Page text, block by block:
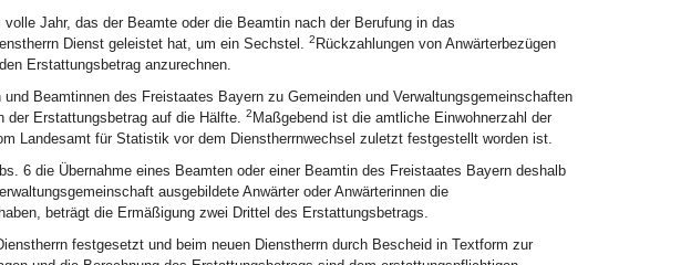
Jahr, das der Beamte oder die Beamtin nach der Berufung in das
Dienst geleistet hat, um ein Sechstel. 2 Rückzahlungen von Anwärterbezügen
Erstattungsbetrag anzurechnen.
Beamtinnen des Freistaates Bayern zu Gemeinden und Verwaltungsgemeinschaften
der Erstattungsbetrag auf die Hälfte. 2 Maßgebend ist die amtliche Einwohnerzahl der
Landesamt für Statistik vor dem Dienstherrnwechsel zuletzt festgestellt worden ist.
6 die Übernahme eines Beamten oder einer Beamtin des Freistaates Bayern deshalb
ausgebildete Anwärter oder Anwärterinnen die
beträgt die Ermäßigung zwei Drittel des Erstattungsbetrags.
festgesetzt und beim neuen Dienstherrn durch Bescheid in Textform zur